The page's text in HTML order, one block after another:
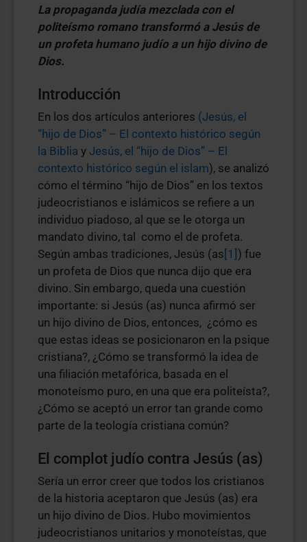
La propaganda judía mezclada con el
politeísmo romano transformó a Jesús de
un profeta humano judío a un hijo divino de
Dios.
Introducción
En los dos artículos anteriores (Jesús, el
“hijo de Dios” – El contexto histórico según
la Biblia y Jesús, el “hijo de Dios” – El
contexto histórico según el islam), se analizó
cómo el término “hijo de Dios” en los textos
judeocristianos e islámicos se refiere a un
individuo piadoso, al que se le otorga un
mandato divino, tal como el de profeta.
Según ambas tradiciones, Jesús (as [1] ) fue
un profeta de Dios que nunca dijo que era
divino. Sin embargo, queda una cuestión
importante: si Jesús (as) nunca afirmó ser
un hijo divino de Dios, entonces, ¿cómo es
que estas ideas se posicionaron en la psique
cristiana?, ¿Cómo se transformó la idea de
una filiación metafórica, basada en el
monoteísmo puro, en una que era politeísta?,
¿Cómo se aceptó un error tan grande como
parte de la teología cristiana común?
El complot judío contra Jesús (as)
Sería un error creer que todos los cristianos
de la historia aceptaron que Jesús (as) era
un hijo divino de Dios. Hubo movimientos
judeocristianos unitarios y monoteístas, que